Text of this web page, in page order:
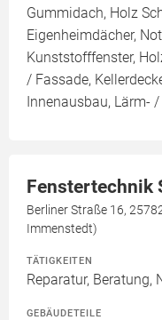
Gummidach, Holz
Eigenheimdächer,
Kunststofffenster,
/ Fassade,
Innenausbau, Lärm-
Fenstertechnik
Berliner Straße 16,
Immenstedt)
TÄTIGKEITEN
Reparatur, Beratung,
GEBÄUDETEILE